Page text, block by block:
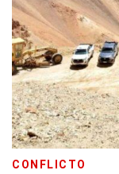
CONFLICTO